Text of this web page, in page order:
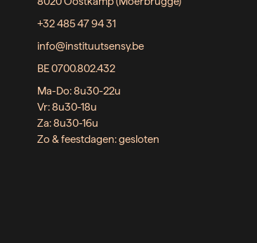
+32 485 47 94 31
info@instituutsensy.be
BE 0700.802.432
Ma-Do: 8u30-22u
Vr: 8u30-18u
Za: 8u30-16u
Zo & feestdagen: gesloten